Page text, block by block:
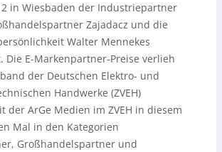
in Wiesbaden der Industriepartner
Zajadacz und die
Walter Mennekes
Die E-Markenpartner-Preise verlieh
der Deutschen Elektro- und
Handwerke (ZVEH)
der ArGe Medien im ZVEH in diesem
Mal in den Kategorien
Großhandelspartner und